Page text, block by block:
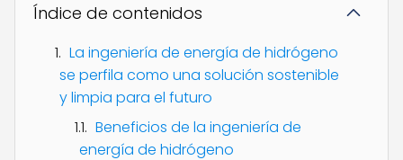
Índice de contenidos
La ingeniería de energía de hidrógeno
se perfila como una solución sostenible
y limpia para el futuro
Beneficios de la ingeniería de
energía de hidrógeno